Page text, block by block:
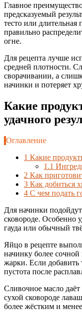
Главное
предсказуемый
тесто или длительная
правильно
огне.
Для рецепта лучше
средней плотности.
сворачивании, а
начинки и потеряет
Какие
удачного
Оглавление
1 Какие
1.1
2 Как
3 Как добиться
4 С чем подать
Для начинки
сковороде. Особенно
гауда или обычный
Яйцо в рецепте
начинку более
жарки. Если добавить
пустота после
Сливочное масло
сухой сковороде
более жёстким и